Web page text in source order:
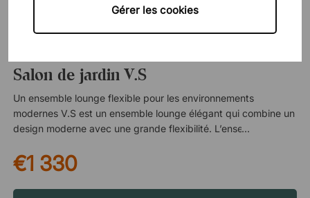
Gérer les cookies
Salon de jardin V.S
Un ensemble lounge flexible pour les environnements
modernes V.S est un ensemble lounge élégant qui combine un
design moderne avec une grande flexibilité. L’ensemble se
tables pouvant être placées et disposées selon les besoins.
Housse amovible pour un nettoyage plus simple Les coussins
sont recouverts d’une housse textile pratique qui peut être
€1 330